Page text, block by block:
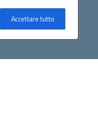
Accettare tutto